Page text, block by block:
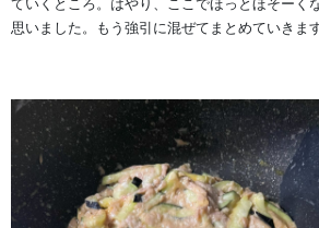
ていくところ。はやり、ここでほっとほそーく
思いました。もう強引に混ぜてまとめていきます